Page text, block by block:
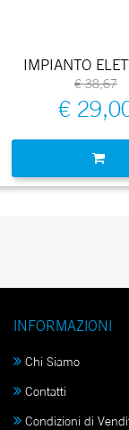
IMPIANTO
€ 38,67
€
INFORMAZIONI
Chi Siamo
Contatti
Condizioni di